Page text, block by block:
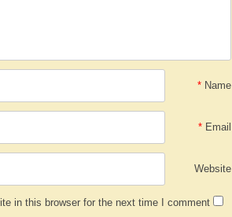
Name
*
Email
*
Website
in this browser for the next time I comment.